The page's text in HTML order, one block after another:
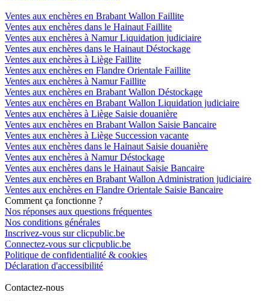
Ventes aux enchères en Brabant Wallon Faillite
Ventes aux enchères dans le Hainaut Faillite
Ventes aux enchères à Namur Liquidation judiciaire
Ventes aux enchères dans le Hainaut Déstockage
Ventes aux enchères à Liège Faillite
Ventes aux enchères en Flandre Orientale Faillite
Ventes aux enchères à Namur Faillite
Ventes aux enchères en Brabant Wallon Déstockage
Ventes aux enchères en Brabant Wallon Liquidation judiciaire
Ventes aux enchères à Liège Saisie douanière
Ventes aux enchères en Brabant Wallon Saisie Bancaire
Ventes aux enchères à Liège Succession vacante
Ventes aux enchères dans le Hainaut Saisie douanière
Ventes aux enchères à Namur Déstockage
Ventes aux enchères dans le Hainaut Saisie Bancaire
Ventes aux enchères en Brabant Wallon Administration judiciaire
Ventes aux enchères en Flandre Orientale Saisie Bancaire
Comment ça fonctionne ?
Nos réponses aux questions fréquentes
Nos conditions générales
Inscrivez-vous sur clicpublic.be
Connectez-vous sur clicpublic.be
Politique de confidentialité & cookies
Déclaration d'accessibilité
Contactez-nous